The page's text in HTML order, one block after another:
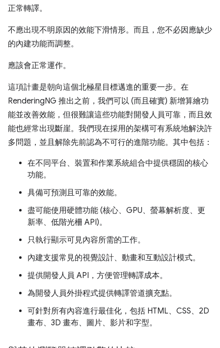
正常轉譯。
不應出現不明原因的效能下滑情形。而且，您不必因應缺少
的內建功能而調整。
應該會正常運作。
這項計畫是朝向這個北極星目標邁進的重要一步。在
RenderingNG 推出之前，我們可以 (而且確實) 新增算繪功
能並改善效能，但很難讓這些功能對開發人員可靠，而且效
能也經常出現斷崖。我們現在採用的架構可有系統地解決許
多問題，並且解除先前認為不可行的進階功能。其中包括：
在不同平台、裝置和作業系統組合中提供穩固的核心
功能。
具備可預測且可靠的效能。
盡可能使用硬體功能 (核心、GPU、螢幕解析度、更
新率、低階光柵 API)。
只執行顯示可見內容所需的工作。
內建支援常見的視覺設計、動畫和互動設計模式。
提供開發人員 API，方便管理轉譯成本。
為開發人員外掛程式提供轉譯管道擴充點。
可針對所有內容進行最佳化，包括 HTML、CSS、2D
畫布、3D 畫布、圖片、影片和字型。